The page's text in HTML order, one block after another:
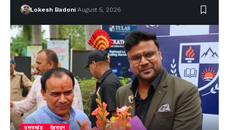
Lokesh Badoni August 5, 2026
उत्तराखंड देहरादून